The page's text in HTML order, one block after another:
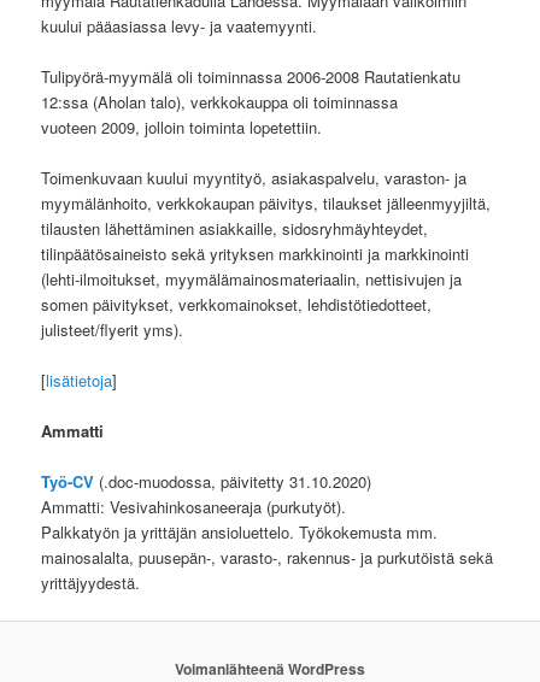
kuului pääasiassa levy- ja vaatemyynti.
Tulipyörä-myymälä oli toiminnassa 2006-2008 Rautatienkatu
12:ssa (Aholan talo), verkkokauppa oli toiminnassa
vuoteen 2009, jolloin toiminta lopetettiin.
Toimenkuvaan kuului myyntityö, asiakaspalvelu, varaston- ja
myymälänhoito, verkkokaupan päivitys, tilaukset jälleenmyyjiltä,
tilausten lähettäminen asiakkaille, sidosryhmäyhteydet,
tilinpäätösaineisto sekä yrityksen markkinointi ja markkinointi
(lehti-ilmoitukset, myymälämainosmateriaalin, nettisivujen ja
somen päivitykset, verkkomainokset, lehdistötiedotteet,
julisteet/flyerit yms).
[lisätietoja]
Ammatti
Työ-CV (.doc-muodossa, päivitetty 31.10.2020)
Ammatti: Vesivahinkosaneeraja (purkutyöt).
Palkkatyön ja yrittäjän ansioluettelo. Työkokemusta mm.
mainosalalta, puusepän-, varasto-, rakennus- ja purkutöistä sekä
yrittäjyydestä.
Voimanlähteenä WordPress